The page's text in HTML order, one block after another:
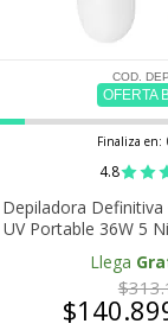
COD.
OFERTA
Finaliza en:
4.8
Depiladora
UV Portable 36W 5
999.999
Llega